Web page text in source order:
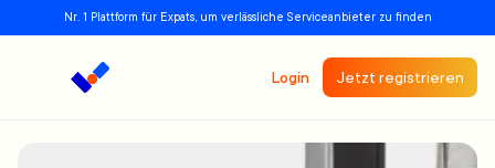
Nr. 1 Plattform für Expats, um verlässliche Serviceanbieter zu finden
Login Jetzt registrieren